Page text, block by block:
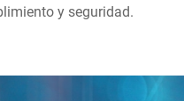
y seguridad.